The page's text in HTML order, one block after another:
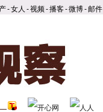
-女人 -视频-播客-微博-邮件